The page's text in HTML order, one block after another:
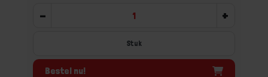
- +
Stuk
Bestel nu!